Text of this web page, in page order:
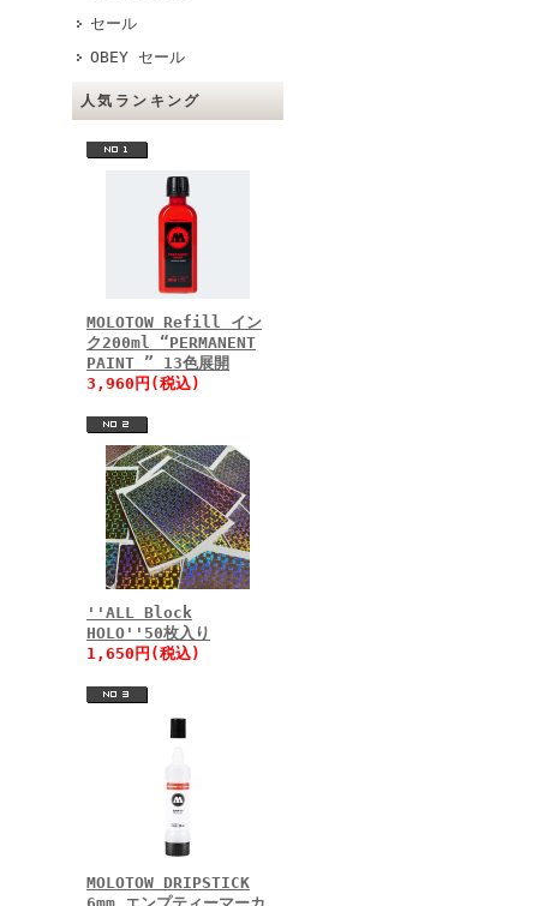
セール
OBEY セール
人気ランキング
MOLOTOW Refill イン
ク200ml “PERMANENT
PAINT ” 13色展開
3,960円(税込)
''ALL Block
HOLO''50枚入り
1,650円(税込)
MOLOTOW DRIPSTICK